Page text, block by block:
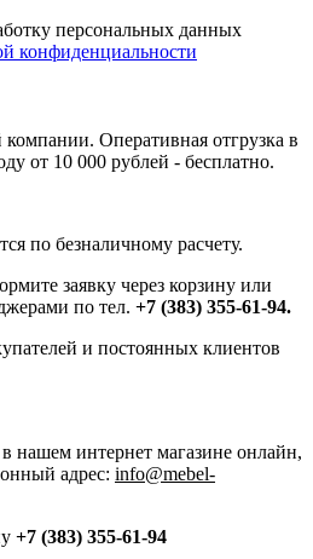
персональных данных
конфиденциальности
компании. Оперативная отгрузка в
от 10 000 рублей - бесплатно.
по безналичному расчету.
заявку через корзину или
по тел. +7 (383) 355-61-94.
и постоянных клиентов
нашем интернет магазине онлайн,
адрес: info@mebel-
+7 (383) 355-61-94